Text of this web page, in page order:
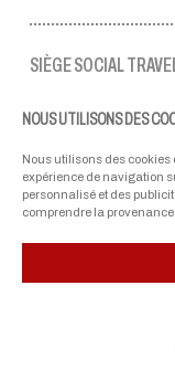
NOUS UTILISONS DES
Nous utilisons des
expérience de navigation
personnalisé et des
comprendre la
SIÈGE SOCIAL
lun-ven : 09:00 - 17:00
ellmau@travel-
NOS PARTENAIRES